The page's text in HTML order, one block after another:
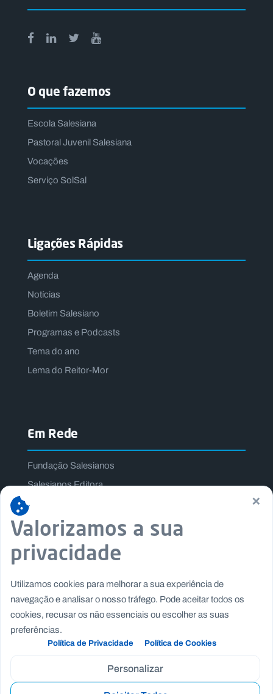
O que fazemos
Escola Salesiana
Pastoral Juvenil Salesiana
Vocações
Serviço SolSal
Ligações Rápidas
Agenda
Notícias
Boletim Salesiano
Programas e Podcasts
Tema do ano
Lema do Reitor-Mor
Em Rede
Fundação Salesianos
Salesianos Editora
Família Salesiana
Missão Dom Bosco
Jogos Nacionais Salesianos
×
Valorizamos a sua
privacidade
Utilizamos cookies para melhorar a sua experiência de
navegação e analisar o nosso tráfego. Pode aceitar todos os
cookies, recusar os não essenciais ou escolher as suas
preferências.
Política de Privacidade Política de Cookies
Personalizar